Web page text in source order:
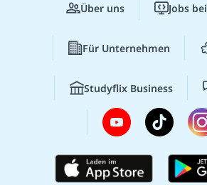
Über uns Jobs
Für Unternehmen
Studyflix Business